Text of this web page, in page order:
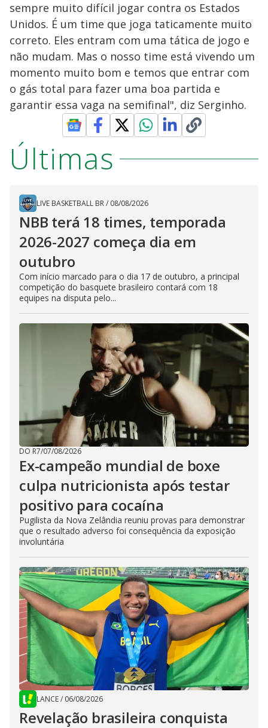
sempre muito difícil jogar contra os Estados
Unidos. É um time que joga taticamente muito
correto. Eles entram com uma tática de jogo e
não mudam. Mas o nosso time está vivendo um
momento muito bom e temos que entrar com
o gás total para fazer uma boa partida e
garantir essa vaga na semifinal", diz Serginho.
Últimas
LIVE BASKETBALL BR/ 08/08/2026
NBB terá 18 times, temporada
2026-2027 começa dia em
outubro
Com início marcado para o dia 17 de outubro, a principal
competição do basquete brasileiro contará com 18
equipes na disputa pelo...
DO R7/07/08/2026
Ex-campeão mundial de boxe
culpa nutricionista após testar
positivo para cocaína
Pugilista da Nova Zelândia reuniu provas para demonstrar
que o resultado adverso foi consequência da exposição
involuntária
LANCE/ 06/08/2026
Revelação brasileira conquista